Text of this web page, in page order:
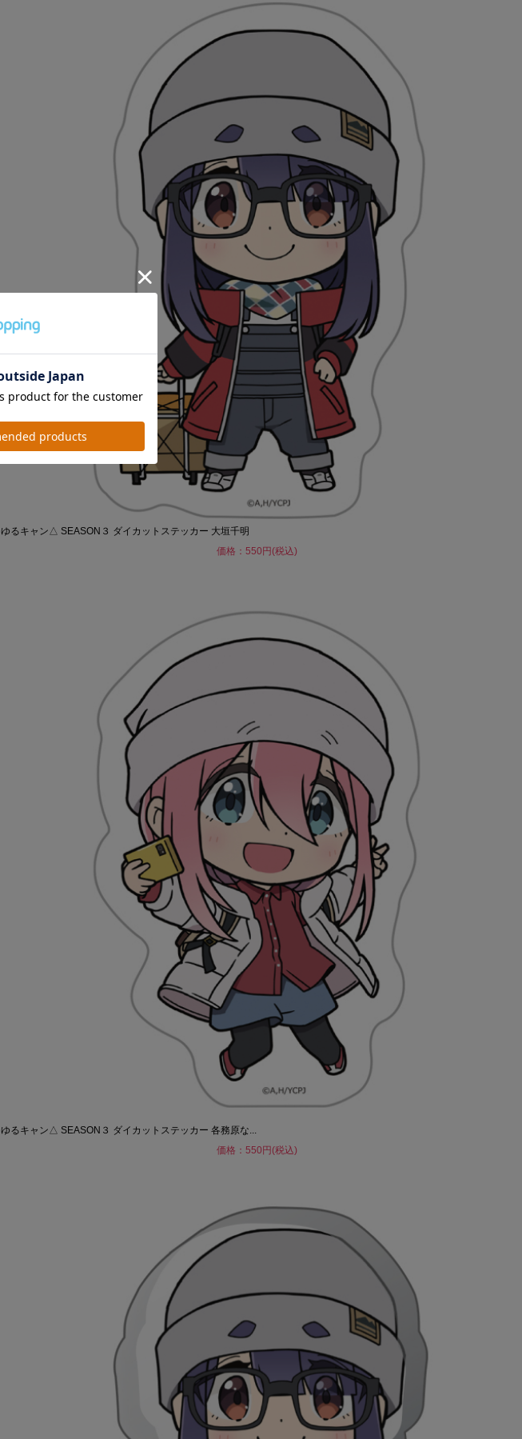
ゆるキャン△ SEASON３ ダイカットステッカー 大垣千明
価格：550円(税込)
ゆるキャン△ SEASON３ ダイカットステッカー 各務原な...
価格：550円(税込)